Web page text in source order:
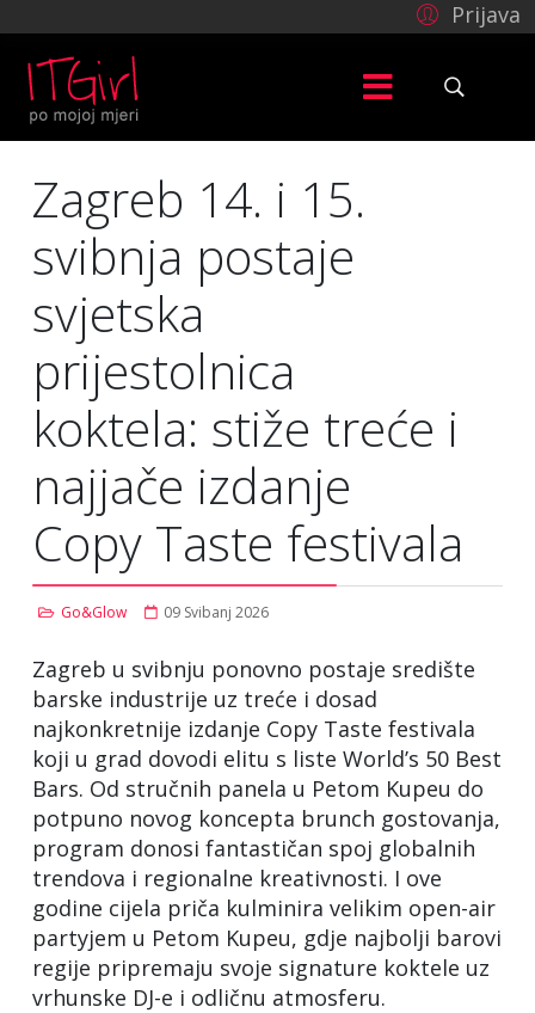
Prijava
Zagreb 14. i 15.
svibnja postaje
svjetska
prijestolnica
koktela: stiže treće i
najjače izdanje
Copy Taste festivala
Go&Glow 09 Svibanj 2026
Zagreb u svibnju ponovno postaje središte
barske industrije uz treće i dosad
najkonkretnije izdanje Copy Taste festivala
koji u grad dovodi elitu s liste World’s 50 Best
Bars. Od stručnih panela u Petom Kupeu do
potpuno novog koncepta brunch gostovanja,
program donosi fantastičan spoj globalnih
trendova i regionalne kreativnosti. I ove
godine cijela priča kulminira velikim open-air
partyjem u Petom Kupeu, gdje najbolji barovi
regije pripremaju svoje signature koktele uz
vrhunske DJ-e i odličnu atmosferu.